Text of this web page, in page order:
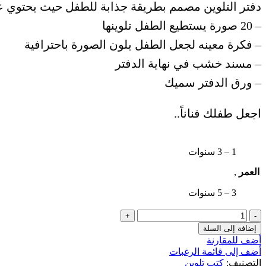
دفتر التلوين مصمم بطريقة جذابة للطفل حيث
– 20 صورة يستطيع الطفل تلوينها
– فكرة معينه لجعل الطفل يلون الصورة باحترافية
– مسند خشب في نهاية الدفتر
– ورق الدفتر سميك
اجعل طفلك فناناً..
العمر
1 – 3 سنوات
,
3 – 5 سنوات
كمية
دفتر
تلوين
(
2
إضافة إلى السلة
أضف للمقارنة
أضف إلى قائمة الرغبات
التصنيف: كتب تلوين